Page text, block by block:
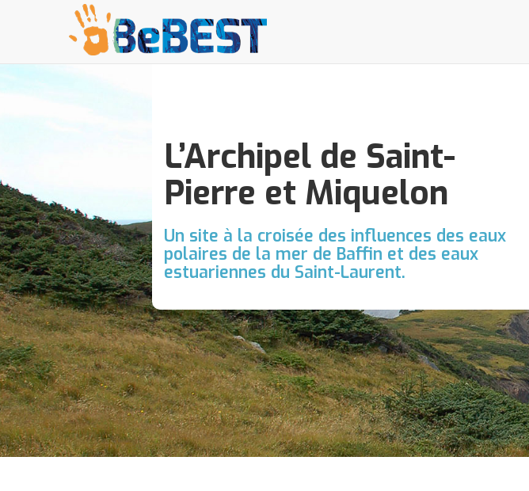
L’Archipel de Saint-
Pierre et Miquelon
Un site à la croisée des influences des eaux
polaires de la mer de Baffin et des eaux
estuariennes du Saint-Laurent.